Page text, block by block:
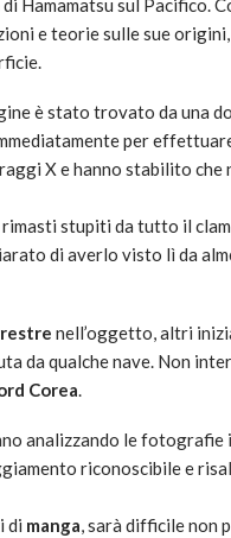
Hamamatsu sul Pacifico.
e teorie sulle sue origini,
è stato trovato da una
per
X e hanno stabilito che
stupiti da tutto il
di averlo visto lì da
nell’oggetto, altri
da qualche nave. Non
Corea.
analizzando le
riconoscibile e
di manga, sarà difficile non